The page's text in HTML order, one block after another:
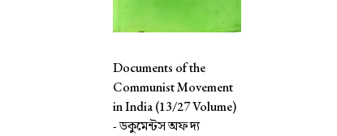
Documents of the
Communist Movement
in India (13/27 Volume)
-ডকুমেন্টস অফ দ্য